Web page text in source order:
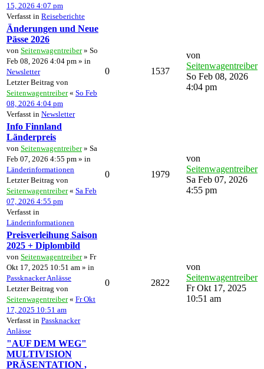
15, 2026 4:07 pm
Verfasst in Reiseberichte
Änderungen und Neue
Pässe 2026
von Seitenwagentreiber» So
Feb 08, 2026 4:04 pm » in
Newsletter
Letzter Beitrag von
Seitenwagentreiber« So Feb
08, 2026 4:04 pm
Verfasst in Newsletter
0 1537
von
Seitenwagentreiber
So Feb 08, 2026
4:04 pm
Info Finnland
Länderpreis
von Seitenwagentreiber» Sa
Feb 07, 2026 4:55 pm » in
Länderinformationen
Letzter Beitrag von
Seitenwagentreiber« Sa Feb
07, 2026 4:55 pm
Verfasst in
Länderinformationen
0 1979
von
Seitenwagentreiber
Sa Feb 07, 2026
4:55 pm
Preisverleihung Saison
2025 + Diplombild
von Seitenwagentreiber» Fr
Okt 17, 2025 10:51 am » in
Passknacker Anlässe
Letzter Beitrag von
Seitenwagentreiber« Fr Okt
17, 2025 10:51 am
Verfasst in Passknacker
Anlässe
0 2822
von
Seitenwagentreiber
Fr Okt 17, 2025
10:51 am
"AUF DEM WEG"
MULTIVISION
PRÄSENTATION ,